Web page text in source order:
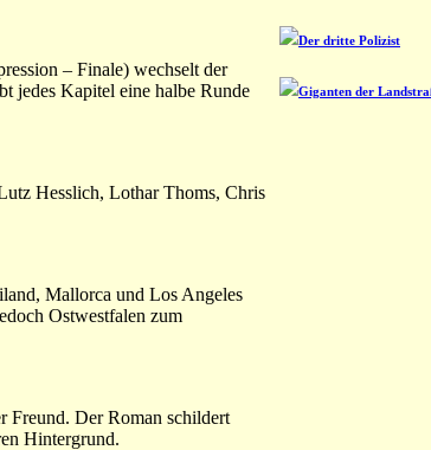
– Finale) wechselt der
jedes Kapitel eine halbe Runde
Hesslich, Lothar Thoms, Chris
Mallorca und Los Angeles
Ostwestfalen zum
Freund. Der Roman schildert
Hintergrund.
Der dritte Polizist
Giganten der